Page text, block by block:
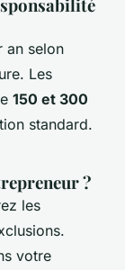
an selon
Les
150 et 300
standard.
?
les
votre